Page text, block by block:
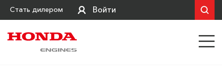
Стать дилером Войти